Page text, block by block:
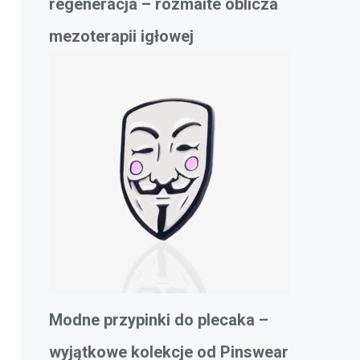
regeneracja – rozmaite oblicza
mezoterapii igłowej
Modne przypinki do plecaka –
wyjątkowe kolekcje od Pinswear